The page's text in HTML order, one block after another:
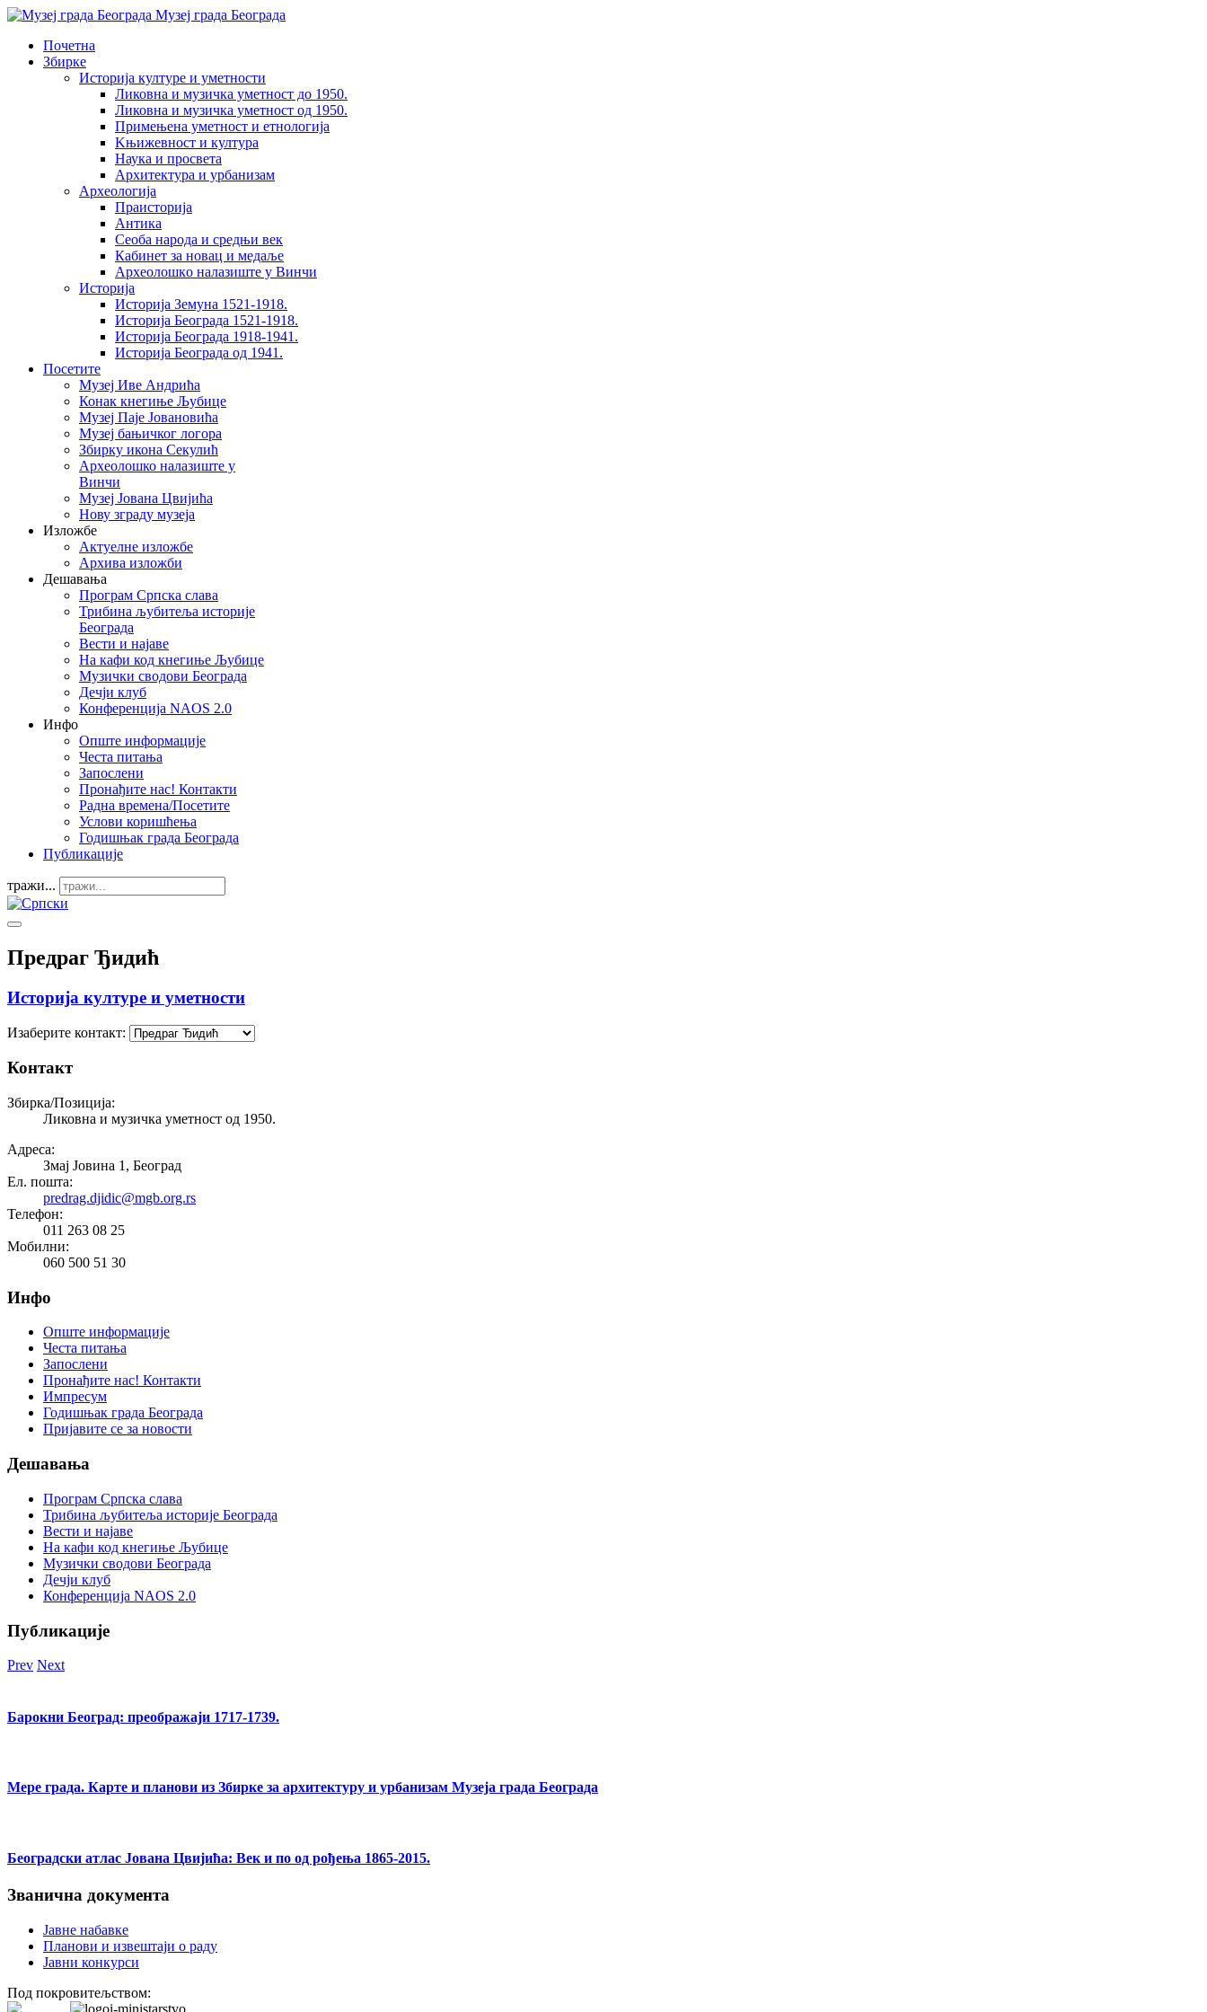
Музеј града Београда
Почетна
Збирке
Историја културе и уметности
Ликовна и музичка уметност до 1950.
Ликовна и музичка уметност од 1950.
Примењена уметност и етнологија
Kњижевност и културa
Наука и просвета
Архитектура и урбанизам
Aрхеологија
Праисторија
Антика
Сеоба народа и средњи век
Кабинет за новац и медаље
Археолошкo налазиште у Винчи
Историја
Историја Земуна 1521-1918.
Историја Београда 1521-1918.
Историја Београда 1918-1941.
Историја Београда од 1941.
Посетите
Музеј Иве Андрића
Конак кнегиње Љубице
Музеј Паје Јовановића
Музеј бањичког логора
Збирку икона Секулић
Археолошко налазиште у
Винчи
Музеј Јована Цвијића
Нову зграду музеја
Изложбе
Актуелне изложбе
Архива изложби
Дешавања
Програм Српска слава
Трибина љубитеља историје
Београда
Beсти и најаве
На кафи код кнегиње Љубице
Музички сводови Београда
Дечји клуб
Конференција NAOS 2.0
Инфо
Опште информације
Честа питања
Запослени
Пронађите нас! Контакти
Радна времена/Посетите
Услови коришћења
Годишњак града Београда
Публикације
тражи...
Предраг Ђидић
Историја културе и уметности
Изаберите контакт:
Контакт
Збирка/Позиција:
Ликовна и музичка уметност од 1950.
Адреса:
Змај Јовина 1, Београд
Ел. пошта:
predrag.djidic@mgb.org.rs
Телефон:
011 263 08 25
Мобилни:
060 500 51 30
Инфо
Опште информације
Честа питања
Запослени
Пронађите нас! Контакти
Импресум
Годишњак града Београда
Пријавите се за новости
Дешавања
Програм Српска слава
Трибина љубитеља историје Београда
Beсти и најаве
На кафи код кнегиње Љубице
Музички сводови Београда
Дечји клуб
Конференција NAOS 2.0
Публикације
Prev Next
Барокни Београд: преображаји 1717-1739.
Мере града. Карте и планови из Збирке за архитектуру и урбанизам Музеја града Београда
Београдски атлас Јована Цвијића: Век и по од рођења 1865-2015.
Званична документа
Јавне набавке
Планови и извештаји о раду
Јавни конкурси
Под покровитељством: